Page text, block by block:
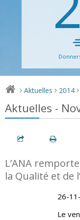
> Aktuelles > 2014 >
Aktuelles -
L’ANA
la Qualité et de
26-
Le